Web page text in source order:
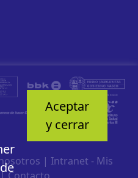
Aceptar
y cerrar
| Intranet - Mis